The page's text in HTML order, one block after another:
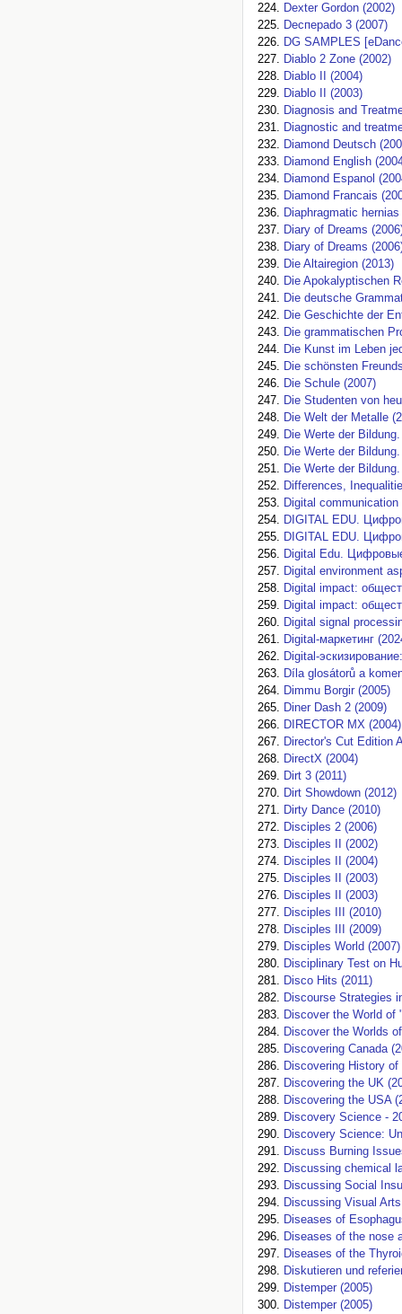
Dexter Gordon (2002)
Deспераdо 3 (2007)
DG SAMPLES
Diablo 2 Zone (2002)
Diablo II (2004)
Diablo II (2003)
Diagnosis and
Diagnostic and
Diamond Deutsch
Diamond English
Diamond Espanol
Diamond Francais
Diaphragmatic hernias
Diary of Dreams
Diary of Dreams
Die Altairegion (2013)
Die Apokalyptischen
Die deutsche
Die Geschichte der
Die grammatischen
Die Kunst im Leben
Die schönsten
Die Schule (2007)
Die Studenten von
Die Welt der Metalle
Die Werte der
Die Werte der
Die Werte der
Differences,
Digital
DIGITAL EDU.
DIGITAL EDU.
Digital Edu.
Digital environment
Digital impact:
Digital impact:
Digital signal
Digital-маркетинг
Digital-
Díla glosátorů a
Dimmu Borgir (2005)
Diner Dash 2 (2009)
DIRECTOR MX (2004)
Director's Cut Edition
DirectX (2004)
Dirt 3 (2011)
Dirt Showdown (2012)
Dirty Dance (2010)
Disciples 2 (2006)
Disciples II (2002)
Disciples II (2004)
Disciples II (2003)
Disciples II (2003)
Disciples III (2010)
Disciples III (2009)
Disciples World (2007)
Disciplinary Test on
Disco Hits (2011)
Discourse Strategies
Discover the World of
Discover the Worlds
Discovering Canada
Discovering History
Discovering the UK
Discovering the USA
Discovery Science -
Discovery Science:
Discuss Burning
Discussing chemical
Discussing Social
Discussing Visual
Diseases of
Diseases of the nose
Diseases of the
Diskutieren und
Distemper (2005)
Distemper (2005)